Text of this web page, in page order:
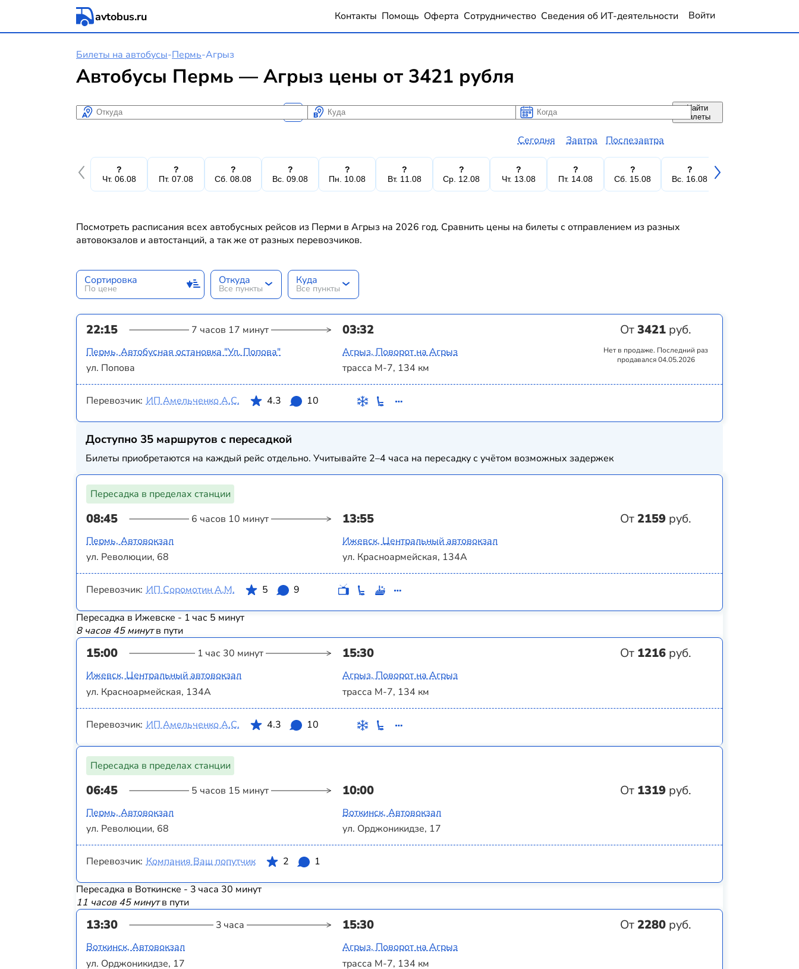
avtobus.ru Контакты Помощь Оферта Сотрудничество Сведения об ИТ-деятельности Войти
Билеты на автобусы-Пермь-Агрыз
Автобусы Пермь — Агрыз цены от 3421 рубля
Откуда Куда Когда
Когда
Сегодня Завтра Послезавтра
Найти
билеты
?
Чт. 06.08
?
Пт. 07.08
?
Сб. 08.08
?
Вс. 09.08
?
Пн. 10.08
?
Вт. 11.08
?
Ср. 12.08
?
Чт. 13.08
?
Пт. 14.08
?
Сб. 15.08
?
Вс. 16.08
Посмотреть расписания всех автобусных рейсов из Перми в Агрыз на 2026 год. Сравнить цены на билеты с отправлением из разных
автовокзалов и автостанций, а так же от разных перевозчиков.
Сортировка
По цене
Откуда
Все пункты
Куда
Все пункты
22:15 7 часов 17 минут 03:32 От3421 руб.
Пермь, Автобусная остановка "Ул. Попова"
ул. Попова
Агрыз, Поворот на Агрыз
трасса М-7, 134 км
Нет в продаже. Последний раз
продавался 04.05.2026
Перевозчик: ИП Амельченко А.С. 4.3 10
Доступно 35 маршрутов с пересадкой
Билеты приобретаются на каждый рейс отдельно. Учитывайте 2–4 часа на пересадку с учётом возможных задержек
Пересадка в пределах станции
08:45 6 часов 10 минут 13:55 От2159 руб.
Пермь, Автовокзал
ул. Революции, 68
Ижевск, Центральный автовокзал
ул. Красноармейская, 134А
Перевозчик: ИП Соромотин А.М. 5 9
Пересадка в Ижевске - 1 час 5 минут
8 часов 45 минутв пути
15:00 1 час 30 минут 15:30 От 1216 руб.
Ижевск, Центральный автовокзал
ул. Красноармейская, 134А
Агрыз, Поворот на Агрыз
трасса М-7, 134 км
Перевозчик: ИП Амельченко А.С. 4.3 10
Пересадка в пределах станции
06:45 5 часов 15 минут 10:00 От 1319 руб.
Пермь, Автовокзал
ул. Революции, 68
Воткинск, Автовокзал
ул. Орджоникидзе, 17
Перевозчик: Компания Ваш попутчик 2 1
Пересадка в Воткинске - 3 часа 30 минут
11 часов 45 минутв пути
13:30 3 часа 15:30 От2280 руб.
Воткинск, Автовокзал
ул. Орджоникидзе, 17
Агрыз, Поворот на Агрыз
трасса М-7, 134 км